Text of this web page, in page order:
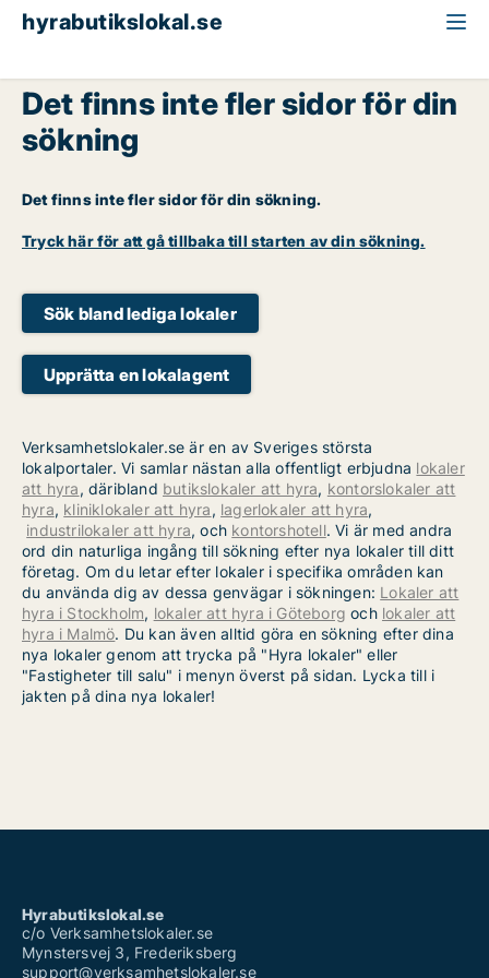
hyrabutikslokal.se
Det finns inte fler sidor för din
sökning
Det finns inte fler sidor för din sökning.
Tryck här för att gå tillbaka till starten av din sökning.
Sök bland lediga lokaler
Upprätta en lokalagent
Verksamhetslokaler.se är en av Sveriges största
lokalportaler. Vi samlar nästan alla offentligt erbjudna lokaler
att hyra, däribland butikslokaler att hyra, kontorslokaler att
hyra, kliniklokaler att hyra, lagerlokaler att hyra,
industrilokaler att hyra, och kontorshotell. Vi är med andra
ord din naturliga ingång till sökning efter nya lokaler till ditt
företag. Om du letar efter lokaler i specifika områden kan
du använda dig av dessa genvägar i sökningen: Lokaler att
hyra i Stockholm, lokaler att hyra i Göteborg och lokaler att
hyra i Malmö. Du kan även alltid göra en sökning efter dina
nya lokaler genom att trycka på "Hyra lokaler" eller
"Fastigheter till salu" i menyn överst på sidan. Lycka till i
jakten på dina nya lokaler!
Hyrabutikslokal.se
c/o Verksamhetslokaler.se
Mynstersvej 3, Frederiksberg
support@verksamhetslokaler.se